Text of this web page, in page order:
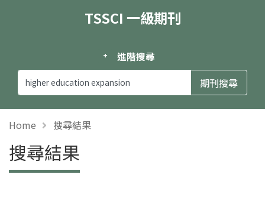
TSSCI 一級期刊
進階搜尋
Home 搜尋結果
搜尋結果